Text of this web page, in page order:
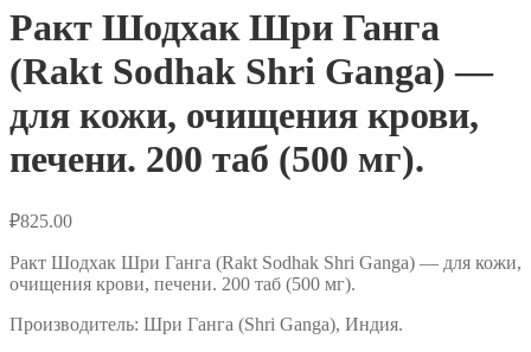
Ракт Шодхак Шри Ганга
(Rakt Sodhak Shri Ganga) —
для кожи, очищения крови,
печени. 200 таб (500 мг).
₽825.00
Ракт Шодхак Шри Ганга (Rakt Sodhak Shri Ganga) — для кожи,
очищения крови, печени. 200 таб (500 мг).
Производитель: Шри Ганга (Shri Ganga), Индия.